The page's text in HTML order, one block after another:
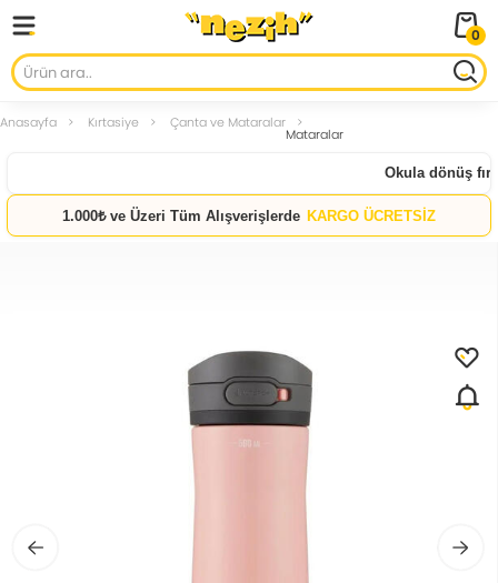
0
Anasayfa Kırtasiye Çanta ve Mataralar
Mataralar
Okula dönüş
1.000₺ ve Üzeri Tüm Alışverişlerde KARGO ÜCRETSİZ